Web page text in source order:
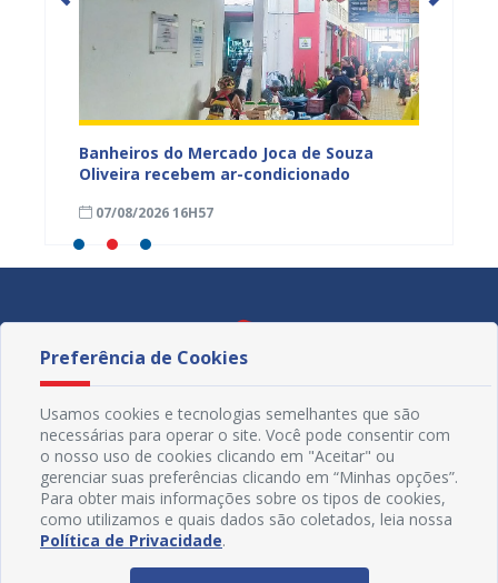
Banheiros do Mercado Joca de Souza
Oliveira recebem ar-condicionado
07/08/2026 16H57
Preferência de Cookies
Usamos cookies e tecnologias semelhantes que são
necessárias para operar o site. Você pode consentir com
o nosso uso de cookies clicando em "Aceitar" ou
gerenciar suas preferências clicando em “Minhas opções”.
Para obter mais informações sobre os tipos de cookies,
como utilizamos e quais dados são coletados, leia nossa
Política de Privacidade.